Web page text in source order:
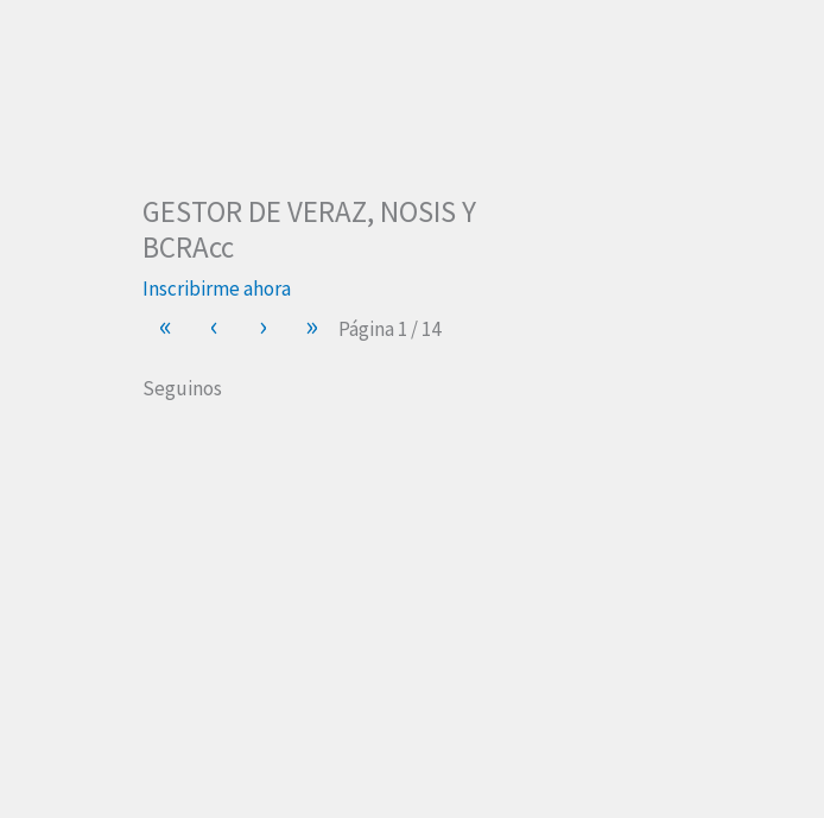
GESTOR DE VERAZ, NOSIS Y
BCRAcc
Inscribirme ahora
« ‹ › » Página 1 /14
Seguinos